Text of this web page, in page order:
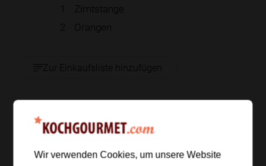
1
Zimtstange
2
Orangen
Zur Einkaufsliste hinzufügen
Zubereitung
Schritt 1/5
Wir verwenden Cookies, um unsere Website